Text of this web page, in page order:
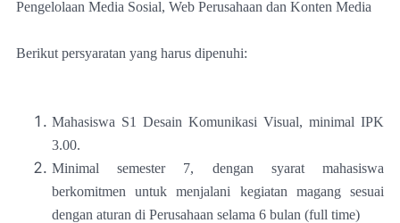
Pengelolaan Media Sosial, Web Perusahaan dan Konten Media
Berikut persyaratan yang harus dipenuhi:
Mahasiswa S1 Desain Komunikasi Visual, minimal IPK
3.00.
Minimal semester 7, dengan syarat mahasiswa
berkomitmen untuk menjalani kegiatan magang sesuai
dengan aturan di Perusahaan selama 6 bulan (full time)